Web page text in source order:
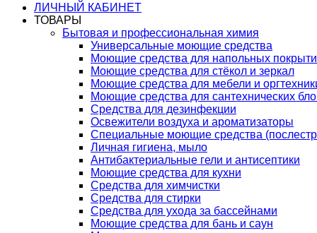
ЛИЧНЫЙ КАБИНЕТ
ТОВАРЫ
Бытовая и профессиональная химия
Универсальные моющие средства
Моющие средства для напольных
Моющие средства для стёкол и зеркал
Моющие средства для мебели и
Моющие средства для сантехнических
Средства для дезинфекции
Освежители воздуха и ароматизаторы
Специальные моющие средства
Личная гигиена, мыло
Антибактериальные гели и антисептики
Моющие средства для кухни
Средства для химчистки
Средства для стирки
Средства для ухода за бассейнами
Моющие средства для бань и саун